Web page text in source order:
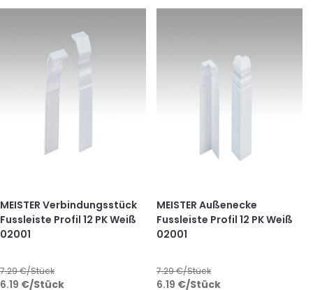
MEISTER Verbindungsstück
Fussleiste Profil 12 PK Weiß
02001
7.29€/Stück
6.19 €/Stück
MEISTER Außenecke
Fussleiste Profil 12 PK Weiß
02001
7.29€/Stück
6.19 €/Stück